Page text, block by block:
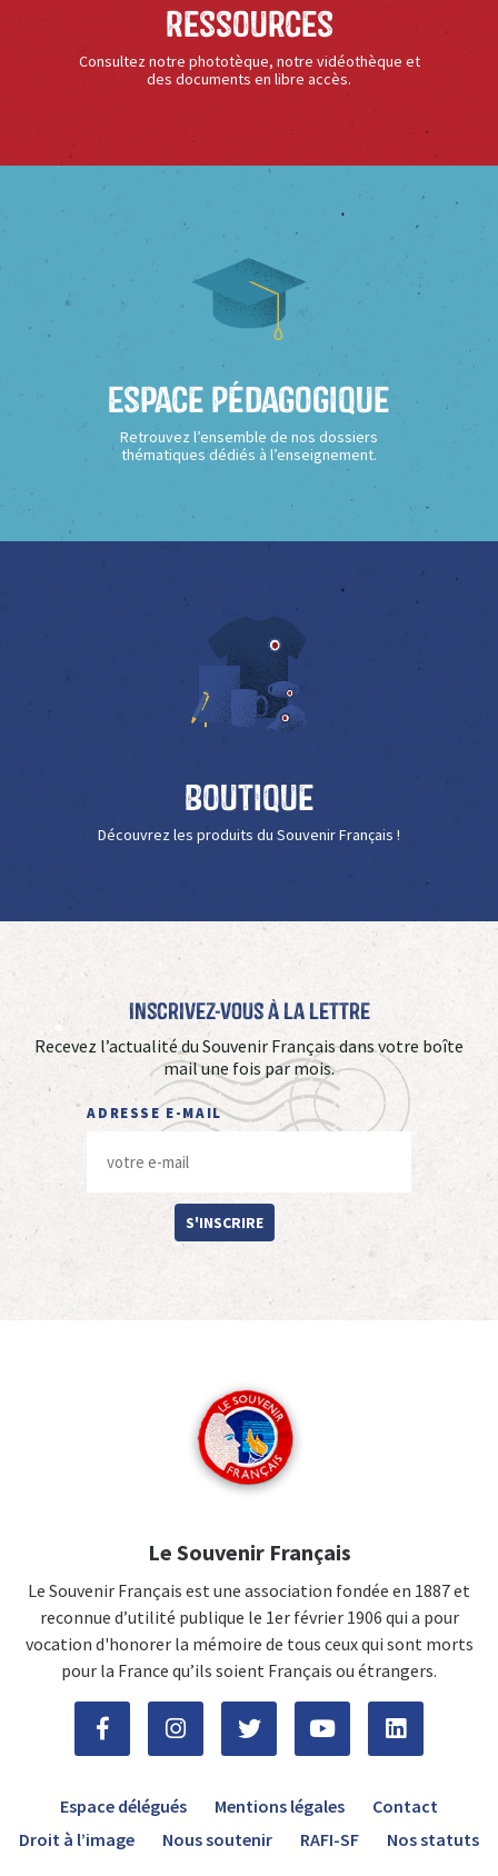
Ressources
Consultez notre phototèque, notre vidéothèque et
des documents en libre accès.
Espace Pédagogique
Retrouvez l’ensemble de nos dossiers
thématiques dédiés à l’enseignement.
Boutique
Découvrez les produits du Souvenir Français !
Inscrivez-vous à La Lettre
Recevez l’actualité du Souvenir Français dans votre boîte
mail une fois par mois.
ADRESSE E-MAIL
S'INSCRIRE
Le Souvenir Français
Le Souvenir Français est une association fondée en 1887 et
reconnue d’utilité publique le 1er février 1906 qui a pour
vocation d'honorer la mémoire de tous ceux qui sont morts
pour la France qu’ils soient Français ou étrangers.
Espace délégués Mentions légales
Contact
Droit à l’image
Nous soutenir RAFI-SF Nos statuts